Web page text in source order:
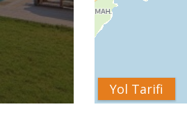
Yol Tarifi